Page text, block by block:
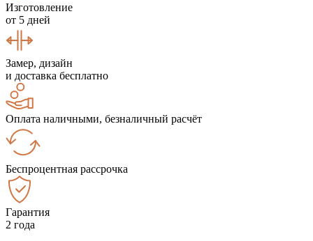
Изготовление
от 5 дней
Замер, дизайн
и доставка бесплатно
Оплата наличными, безналичный расчёт
Беспроцентная рассрочка
Гарантия
2 года